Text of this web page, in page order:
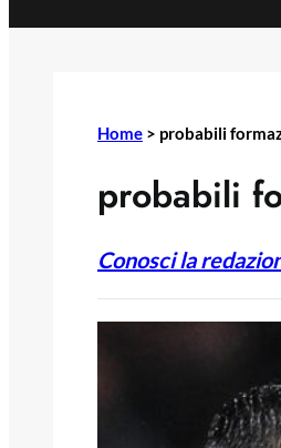
Home > probabili
probabili
Conosci la